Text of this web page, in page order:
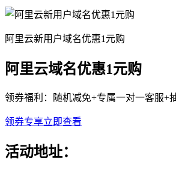
阿里云新用户域名优惠1元购
阿里云域名优惠1元购
领券福利：随机减免+专属一对一客服+
领券专享立即查看
活动地址：